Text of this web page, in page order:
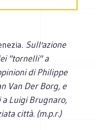
Sull'azione
"tornelli" a
di Philippe
Van Der Borg, e
Luigi Brugnaro,
città. (m.p.r.)